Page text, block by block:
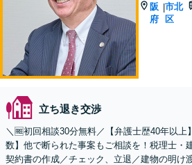
阪
府
|市北
区
立ち退き交渉
＼🆓初回相談30分無料／【弁護士歴40年以上
数】他で断られた事案もご相談を！税理士・
契約書の作成／チェック、立退／建物の明け